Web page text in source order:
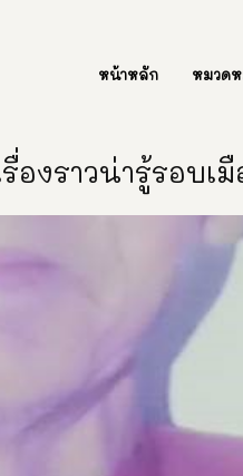
หน้าหลัก หมวด
งราวน่ารู้รอบเมื